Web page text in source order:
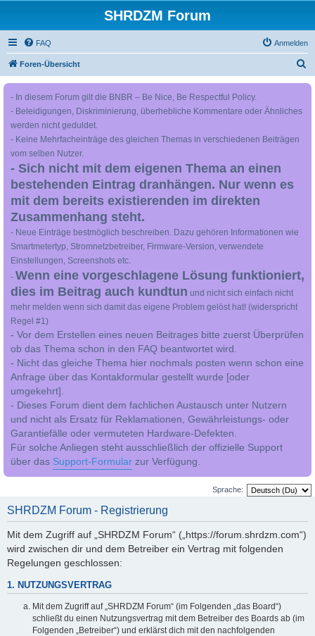
SHRDZM Forum
FAQ Anmelden
Foren-Übersicht
- In diesem Forum gilt die BNBR – Be Nice, Be Respectful Policy.
- Beleidigungen, Diskriminierung, überhebliche Kommentare oder Ähnliches
werden nicht geduldet.
- Keine Mehrfacheinträge des gleichen Themas in verschiedenen Beiträgen
vom selben Nutzer.
- Sich nicht mit dem eigenen Thema an einen
bestehenden Eintrag dranhängen. Nur wenn es
mit dem bereits existierenden im direkten
Zusammenhang steht.
- Neue Einträge bestmöglich beschreiben. Dazu gehören Informationen wie
Smartmetertyp, Stromnetzbetreiber, Firmware-Version, verwendete
Einstellungen, Screenshots etc.
- Wenn eine vorgeschlagene Lösung funktioniert,
dies im Beitrag auch kundtun und nicht sich einfach nicht
mehr melden wenn sich damit das eigene Problem gelöst hat! (widerspricht
Regel #1)
- Vor dem Erstellen eines neuen Beitrages bitte zuerst Überprüfen
ob das Thema schon in den FAQ beantwortet wird.
- Nicht das gleiche Thema hier nochmals posten wenn schon eine
Anfrage über das Kontakformular gestellt wurde [oder
umgekehrt].
- Dieses Forum dient dem fachlichen Austausch unter Nutzern
und nicht als Ersatz für Reklamationen, Gewährleistungs- oder
Garantiefälle oder vermuteten Hardware-Defekten.
Für solche Anliegen steht ausschließlich der offizielle Support
über das Support-Formular zur Verfügung.
Sprache:
SHRDZM Forum - Registrierung
Mit dem Zugriff auf „SHRDZM Forum“ („https://forum.shrdzm.com“)
wird zwischen dir und dem Betreiber ein Vertrag mit folgenden
Regelungen geschlossen:
1. NUTZUNGSVERTRAG
Mit dem Zugriff auf „SHRDZM Forum“ (im Folgenden „das Board“)
schließt du einen Nutzungsvertrag mit dem Betreiber des Boards ab (im
Folgenden „Betreiber“) und erklärst dich mit den nachfolgenden